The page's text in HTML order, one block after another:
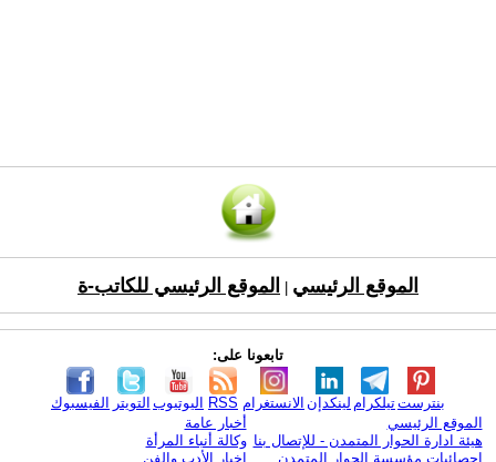
الموقع الرئيسي الموقع الرئيسي للكاتب-ة
تابعونا على:
الفيسبوك التويتر اليوتيوب RSS الانستغرام لينكدإن تيلكرامبنترست
الموقع الرئيسي
هيئة ادارة الحوار المتمدن - للإتصال بنا
إحصائيات مؤسسة الحوار المتمدن
أخبار عامة
وكالة أنباء المرأة
اخبار الأدب والفن